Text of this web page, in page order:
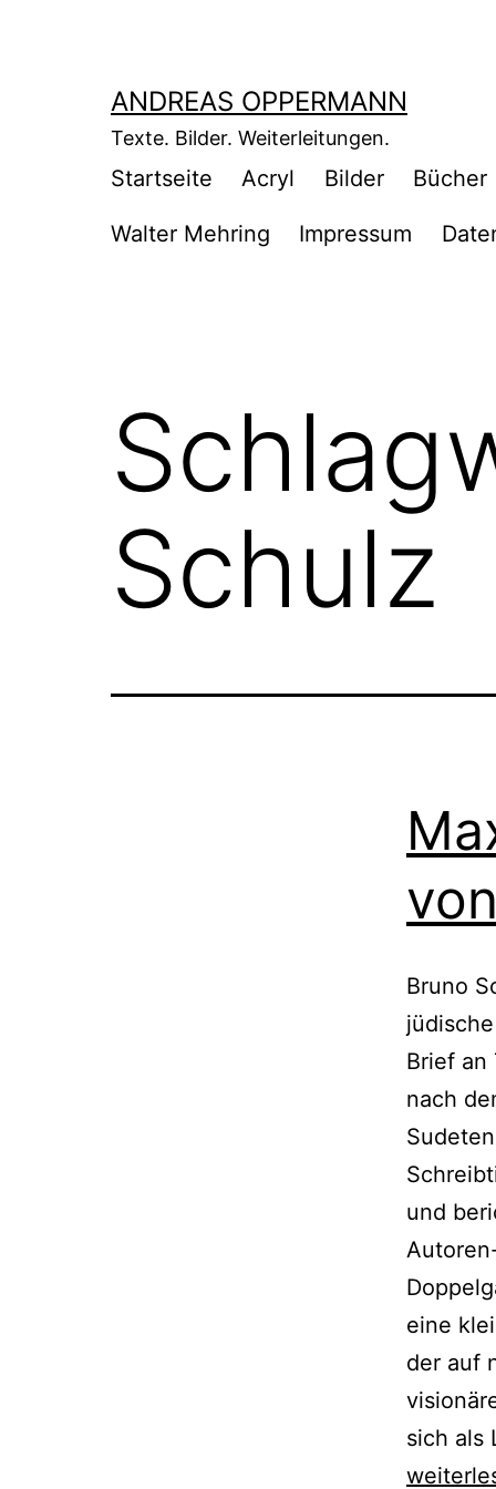
ANDREAS OPPERMANN
Texte. Bilder. Weiterleitungen.
Startseite Acryl Bilder Bücher
Walter Mehring Impressum
Schulz
Bruno
Brief an
nach
und
eine
der auf
sich als
Maxim